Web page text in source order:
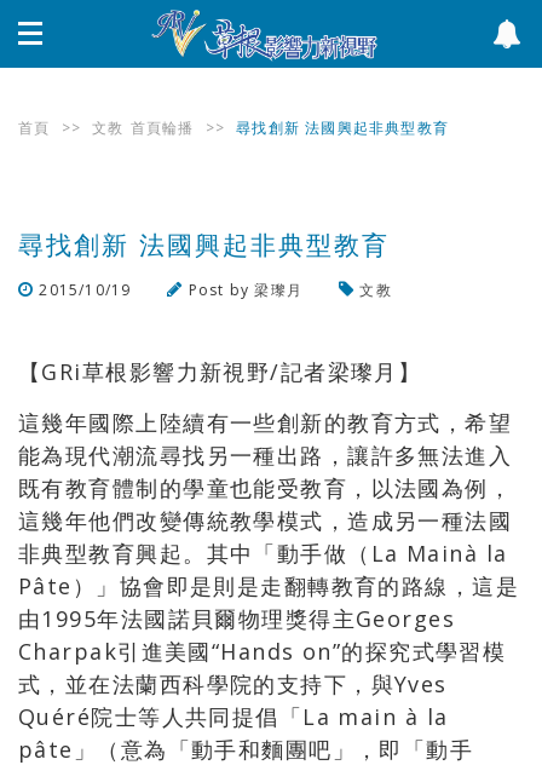
首頁 >> 文教 首頁輪播 >> 尋找創新 法國興起非典型教育
尋找創新 法國興起非典型教育
2015/10/19 Post by梁瓈月
文教
【GRi草根影響力新視野/記者梁瓈月】
這幾年國際上陸續有一些創新的教育方式，希望
能為現代潮流尋找另一種出路，讓許多無法進入
既有教育體制的學童也能受教育，以法國為例，
這幾年他們改變傳統教學模式，造成另一種法國
非典型教育興起。其中「動手做（La Mainà la
Pâte）」協會即是則是走翻轉教育的路線，這是
由1995年法國諾貝爾物理獎得主Georges
Charpak引進美國“Hands on”的探究式學習模
式，並在法蘭西科學院的支持下，與Yves
Quéré院士等人共同提倡「La main à la
pâte」（意為「動手和麵團吧」，即「動手